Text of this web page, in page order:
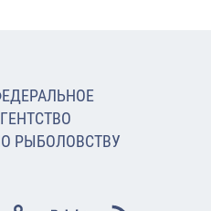
РЫБОЛОВСТВУ